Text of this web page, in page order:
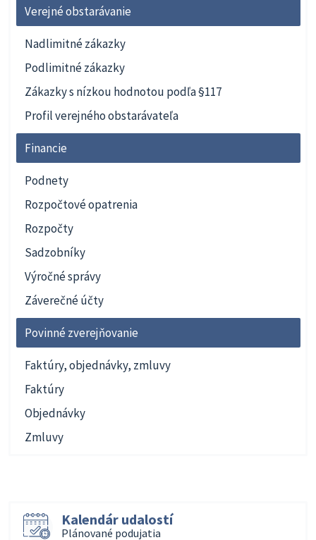
Verejné obstarávanie
Nadlimitné zákazky
Podlimitné zákazky
Zákazky s nízkou hodnotou podľa §117
Profil verejného obstarávateľa
Financie
Podnety
Rozpočtové opatrenia
Rozpočty
Sadzobníky
Výročné správy
Záverečné účty
Povinné zverejňovanie
Faktúry, objednávky, zmluvy
Faktúry
Objednávky
Zmluvy
Kalendár udalostí
Plánované podujatia